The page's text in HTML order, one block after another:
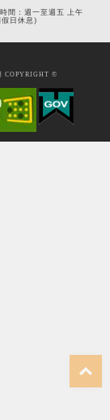
間：週一至週五 上午
日休息)
COPYRIGHT ©